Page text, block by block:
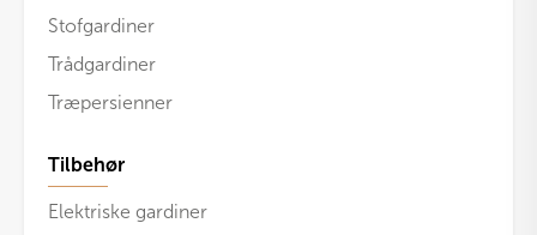
Stofgardiner
Trådgardiner
Træpersienner
Tilbehør
Elektriske gardiner